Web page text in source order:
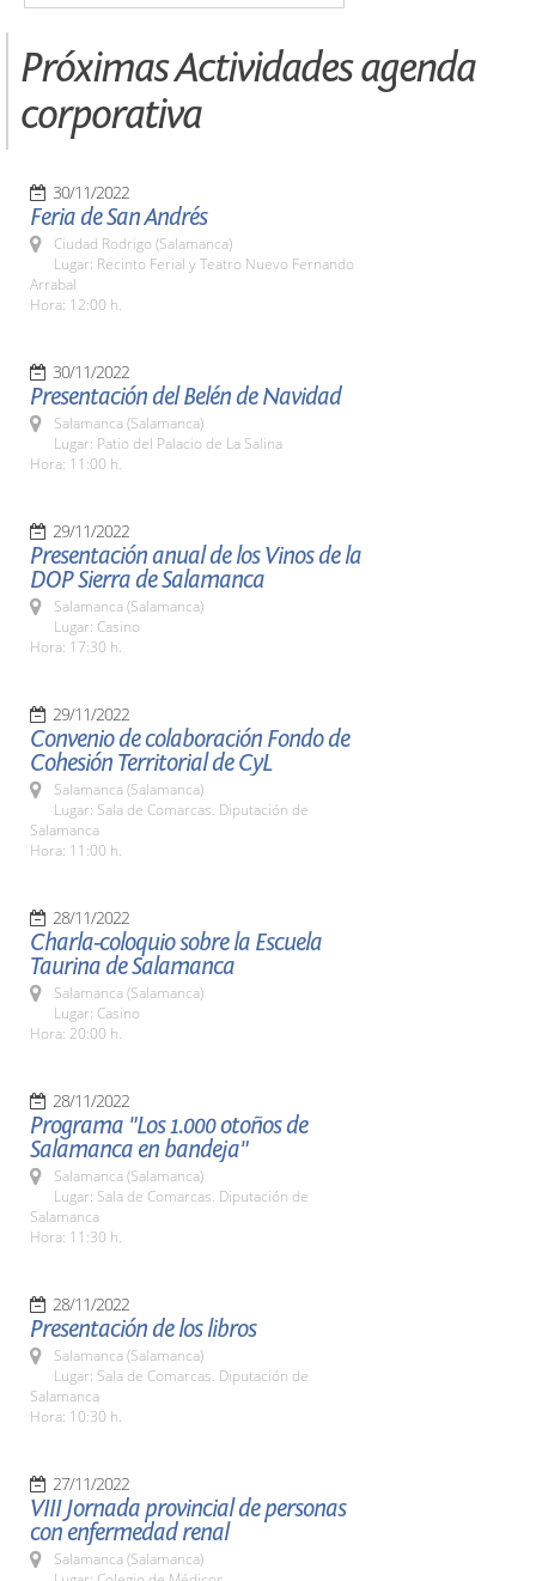
Próximas Actividades agenda
corporativa
30/11/2022
Feria de San Andrés
Ciudad Rodrigo (Salamanca)
Lugar: Recinto Ferial y Teatro Nuevo Fernando
Arrabal
Hora: 12:00 h.
30/11/2022
Presentación del Belén de Navidad
Salamanca (Salamanca)
Lugar: Patio del Palacio de La Salina
Hora: 11:00 h.
29/11/2022
Presentación anual de los Vinos de la
DOP Sierra de Salamanca
Salamanca (Salamanca)
Lugar: Casino
Hora: 17:30 h.
29/11/2022
Convenio de colaboración Fondo de
Cohesión Territorial de CyL
Salamanca (Salamanca)
Lugar: Sala de Comarcas. Diputación de
Salamanca
Hora: 11:00 h.
28/11/2022
Charla-coloquio sobre la Escuela
Taurina de Salamanca
Salamanca (Salamanca)
Lugar: Casino
Hora: 20:00 h.
28/11/2022
Programa "Los 1.000 otoños de
Salamanca en bandeja"
Salamanca (Salamanca)
Lugar: Sala de Comarcas. Diputación de
Salamanca
Hora: 11:30 h.
28/11/2022
Presentación de los libros
Salamanca (Salamanca)
Lugar: Sala de Comarcas. Diputación de
Salamanca
Hora: 10:30 h.
27/11/2022
VIII Jornada provincial de personas
con enfermedad renal
Salamanca (Salamanca)